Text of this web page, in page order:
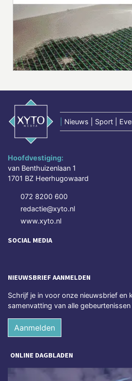
Nieuws | Sport |
Hoofdvestiging:
van Benthuizenlaan 1
1701 BZ Heerhugowaard
072 8200 600
redactie@xyto.nl
www.xyto.nl
SOCIAL MEDIA
NIEUWSBRIEF AANMELDEN
Schrijf je in voor onze nieuwsbrief en
samenvatting van alle
Aanmelden
ONLINE DAGBLADEN